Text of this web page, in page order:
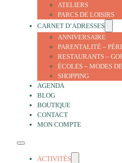
ATELIERS
PARCS DE LOISIRS
CARNET D’ADRESSES
ANNIVERSAIRE
PARENTALITÉ –
RESTAURANTS –
ÉCOLES – MODES
SHOPPING
AGENDA
BLOG
BOUTIQUE
CONTACT
MON COMPTE
ACTIVITÉS